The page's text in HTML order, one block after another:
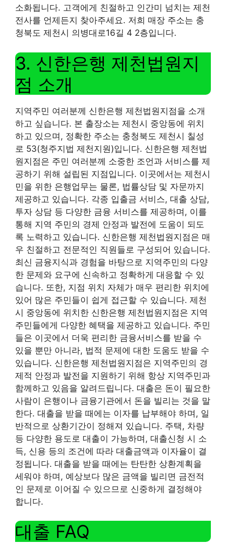
소화됩니다. 고객에게 친절하고 인간미 넘치는 제천
전사를 언제든지 찾아주세요. 저희 매장 주소는 충
청북도 제천시 의병대로16길 4 2층입니다.
3. 신한은행 제천법원지
점 소개
지역주민 여러분께 신한은행 제천법원지점을 소개
하고 싶습니다. 본 출장소는 제천시 중앙동에 위치
하고 있으며, 정확한 주소는 충청북도 제천시 칠성
로 53(청주지법 제천지원)입니다. 신한은행 제천법
원지점은 주민 여러분께 소중한 조언과 서비스를 제
공하기 위해 설립된 지점입니다. 이곳에서는 제천시
민을 위한 은행업무는 물론, 법률상담 및 자문까지
제공하고 있습니다. 각종 입출금 서비스, 대출 상담,
투자 상담 등 다양한 금융 서비스를 제공하며, 이를
통해 지역 주민의 경제 안정과 발전에 도움이 되도
록 노력하고 있습니다. 신한은행 제천법원지점은 매
우 친절하고 전문적인 직원들로 구성되어 있습니다.
최신 금융지식과 경험을 바탕으로 지역주민의 다양
한 문제와 요구에 신속하고 정확하게 대응할 수 있
습니다. 또한, 지점 위치 자체가 매우 편리한 위치에
있어 많은 주민들이 쉽게 접근할 수 있습니다. 제천
시 중앙동에 위치한 신한은행 제천법원지점은 지역
주민들에게 다양한 혜택을 제공하고 있습니다. 주민
들은 이곳에서 더욱 편리한 금융서비스를 받을 수
있을 뿐만 아니라, 법적 문제에 대한 도움도 받을 수
있습니다. 신한은행 제천법원지점은 지역주민의 경
제적 안정과 발전을 지원하기 위해 항상 지역주민과
함께하고 있음을 알려드립니다. 대출은 돈이 필요한
사람이 은행이나 금융기관에서 돈을 빌리는 것을 말
한다. 대출을 받을 때에는 이자를 납부해야 하며, 일
반적으로 상환기간이 정해져 있습니다. 주택, 차량
등 다양한 용도로 대출이 가능하며, 대출신청 시 소
득, 신용 등의 조건에 따라 대출금액과 이자율이 결
정됩니다. 대출을 받을 때에는 탄탄한 상환계획을
세워야 하며, 예상보다 많은 금액을 빌리면 금전적
인 문제로 이어질 수 있으므로 신중하게 결정해야
합니다.
대출 FAQ